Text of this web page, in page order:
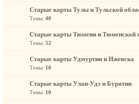
Старые карты Тулы и Тульской
Темы: 40
Старые карты Тюмени и Тюменской
Темы: 52
Старые карты Удмуртии и Ижевска
Темы: 10
Старые карты Улан-Удэ и Бурятии
Темы: 10